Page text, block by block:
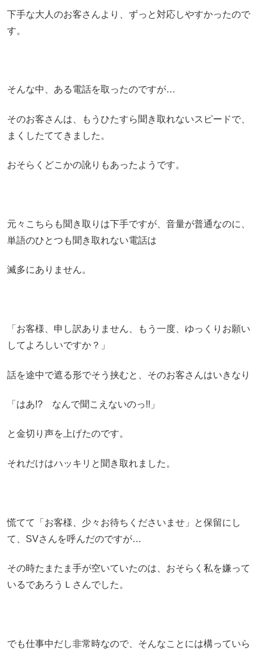
下手な大人のお客さんより、ずっと対応しやすかったので
す。
そんな中、ある電話を取ったのですが…
そのお客さんは、もうひたすら聞き取れないスピードで、
まくしたててきました。
おそらくどこかの訛りもあったようです。
元々こちらも聞き取りは下手ですが、音量が普通なのに、
単語のひとつも聞き取れない電話は
滅多にありません。
「お客様、申し訳ありません、もう一度、ゆっくりお願い
してよろしいですか？」
話を途中で遮る形でそう挟むと、そのお客さんはいきなり
「はあ!? なんで聞こえないのっ!!」
と金切り声を上げたのです。
それだけはハッキリと聞き取れました。
慌てて「お客様、少々お待ちくださいませ」と保留にし
て、SVさんを呼んだのですが…
その時たまたま手が空いていたのは、おそらく私を嫌って
いるであろうＬさんでした。
でも仕事中だし非常時なので、そんなことには構っていら